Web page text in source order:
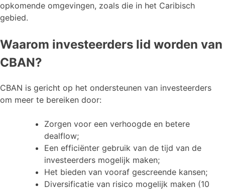
opkomende omgevingen, zoals die in het Caribisch
gebied.
Waarom investeerders lid worden van
CBAN?
CBAN is gericht op het ondersteunen van investeerders
om meer te bereiken door:
Zorgen voor een verhoogde en betere
dealflow;
Een efficiënter gebruik van de tijd van de
investeerders mogelijk maken;
Het bieden van vooraf gescreende kansen;
Diversificatie van risico mogelijk maken (10